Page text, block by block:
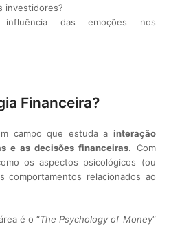
investidores?
das emoções nos
Financeira?
campo que estuda a interação
e as decisões financeiras. Com
os aspectos psicológicos (ou
comportamentos relacionados ao
é o “The Psychology of Money”